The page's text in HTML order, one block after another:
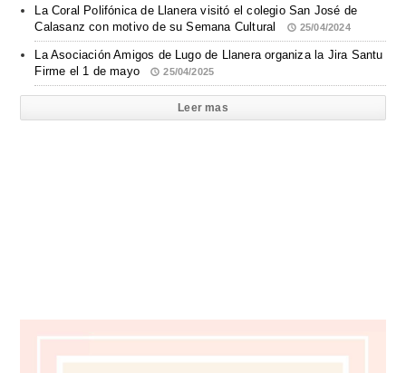
La Coral Polifónica de Llanera visitó el colegio San José de
Calasanz con motivo de su Semana Cultural
25/04/2024
La Asociación Amigos de Lugo de Llanera organiza la Jira Santu
Firme el 1 de mayo
25/04/2025
Leer mas